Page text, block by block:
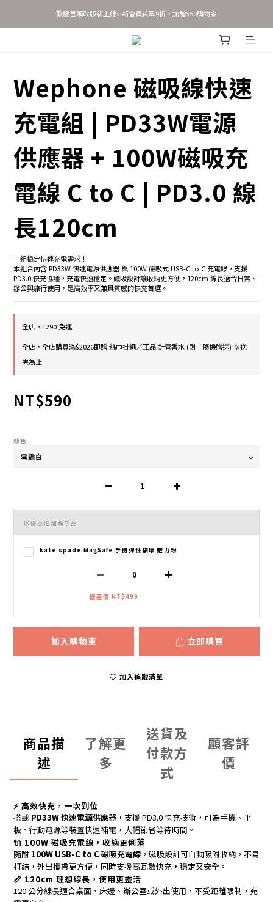
歡慶官網改版新上線✨新會員首單9折，加贈$50購物金
歡慶官網改版新上線✨新會員首單9折，加贈$50購物金
新會員 立即輸入優惠碼 JOINSASABELLA 享首單9折優惠！
歡慶官網改版新上線✨新會員首單9折，加贈$50購物金
Wephone 磁吸線快速
充電組 | PD33W電源
供應器 + 100W磁吸充
電線 C to C | PD3.0 線
長120cm
一組搞定快速充電需求！
本組合內含 PD33W 快速電源供應器 與 100W 磁吸式 USB-C to C 充電線，支援
PD3.0 快充協議，充電快速穩定。磁吸設計讓收納更方便，120cm 線長適合日常、
辦公與旅行使用，是高效率又兼具質感的快充首選。
全店，1290 免運
全店，全店購買滿$2026即贈 絲巾掛繩／正品 針管香水 (則一隨機贈送) ※送
完為止
NT$590
顏色
以優惠價加購商品
kate spade MagSafe 手機彈性指環 魅力粉
優惠價 NT$499
加入購物車 立即購買
加入追蹤清單
商品描
述
了解更
多
送貨及
付款方
式
顧客評
價
⚡ 高效快充，一次到位
搭載 PD33W 快速電源供應器 ，支援 PD3.0 快充技術，可為手機、平
板、行動電源等裝置快速補電，大幅節省等待時間。
🔌 100W 磁吸充電線，收納更俐落
隨附 100W USB-C to C 磁吸充電線 ，磁吸設計可自動吸附收納，不易
打結，外出攜帶更方便，同時支援高瓦數快充，穩定又安全。
📏 120cm 理想線長，使用更靈活
120 公分線長適合桌面、床邊、辦公室或外出使用，不受距離限制，充